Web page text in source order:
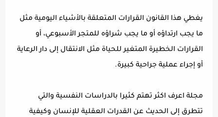
يغطي هذا القانون القرارات المتعلقة بالأشياء اليومية مثل
ما يجب ارتداؤه أو ما يجب شراؤه للمتجر الأسبوعي، أو
القرارات الخطيرة المتغير للحياة مثل الانتقال إلى دار الرعاية
أو إجراء عملية جراحية كبيرة.
مجلة اعرف اكثر تهتم كثيرا بالدراسات النفسية والتي
تتطرق إلى الحديث عن القدرات العقلية للإنسان وكيفية